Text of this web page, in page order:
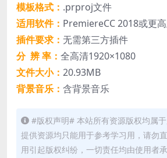
模板格式： .prproj文件
适用软件： PremiereCC 2018或更
插件要求： 无需第三方插件
分 辨 率： 全高清1920×1080
文件大小： 20.93MB
背景音乐： 含背景音乐
#版权声明# 本站所有资源版权均属
提供资源均只能用于参考学习用，请勿
用引起版权纠纷，一切责任均由使用者